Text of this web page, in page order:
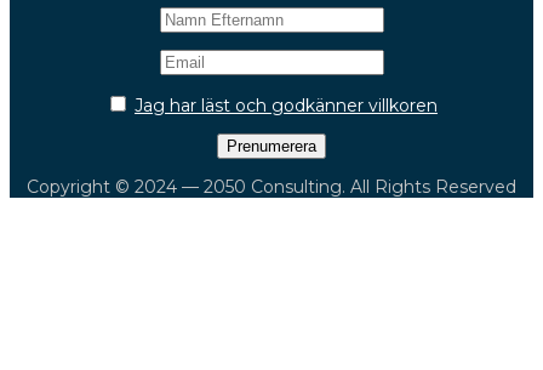
Jag har läst och godkänner villkoren
Copyright © 2024 — 2050 Consulting. All Rights Reserved